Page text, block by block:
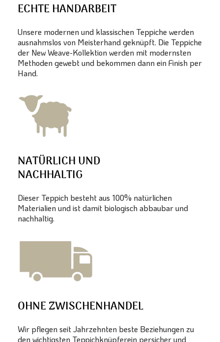
ECHTE HANDARBEIT
Unsere modernen und klassischen Teppiche werden
ausnahmslos von Meisterhand geknüpft. Die Teppiche
der New Weave-Kollektion werden mit modernsten
Methoden gewebt und bekommen dann ein Finish per
Hand.
NATÜRLICH UND
NACHHALTIG
Dieser Teppich besteht aus 100% natürlichen
Materialien und ist damit biologisch abbaubar und
nachhaltig.
OHNE ZWISCHENHANDEL
Wir pflegen seit Jahrzehnten beste Beziehungen zu
den wichtigsten Teppichknüpferein persicher und